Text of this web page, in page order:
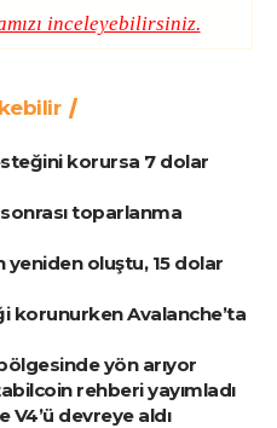
inceleyebilirsiniz.
korursa 7 dolar
sonrası toparlanma
yeniden oluştu, 15 dolar
korunurken Avalanche’ta
yön arıyor
rehberi yayımladı
V4’ü devreye aldı